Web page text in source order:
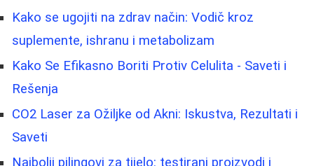
Kako se ugojiti na zdrav način: Vodič kroz
suplemente, ishranu i metabolizam
Kako Se Efikasno Boriti Protiv Celulita - Saveti i
Rešenja
CO2 Laser za Ožiljke od Akni: Iskustva, Rezultati i
Saveti
Najbolji pilingovi za tijelo: testirani proizvodi i